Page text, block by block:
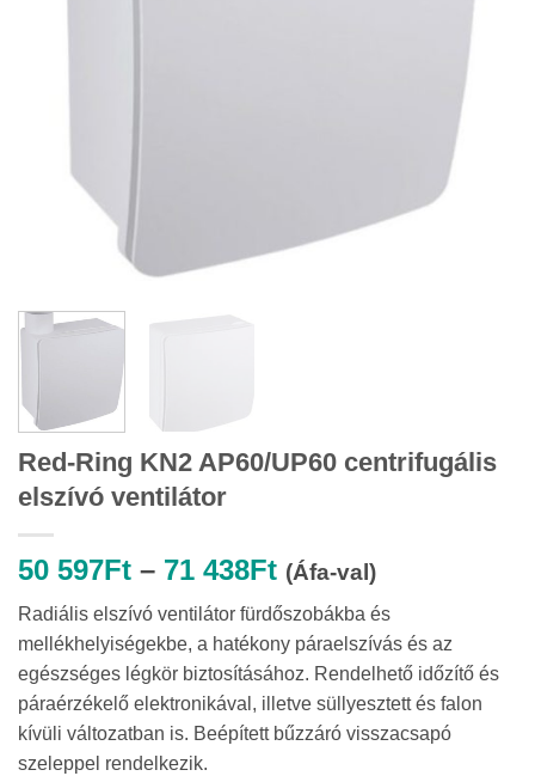
Red-Ring KN2 AP60/UP60 centrifugális
elszívó ventilátor
50 597Ft – 71 438FtÁrtartomány:
50
597Ft
-
71
438Ft
(Áfa-val)
Radiális elszívó ventilátor fürdőszobákba és
mellékhelyiségekbe, a hatékony páraelszívás és az
egészséges légkör biztosításához. Rendelhető időzítő és
páraérzékelő elektronikával, illetve süllyesztett és falon
kívüli változatban is. Beépített bűzzáró visszacsapó
szeleppel rendelkezik.